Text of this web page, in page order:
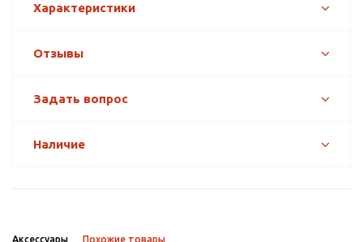
Характеристики
Отзывы
Задать вопрос
Наличие
Аксессуары Похожие товары